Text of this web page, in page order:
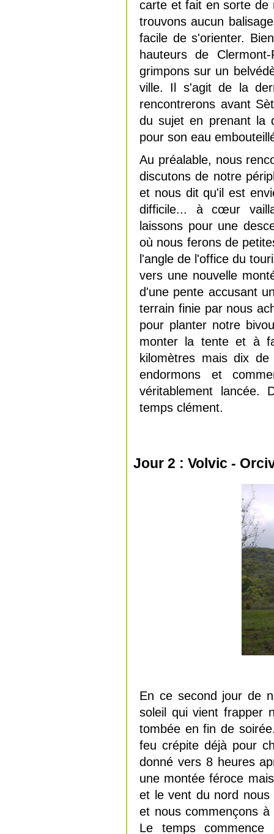
carte et fait en sorte de
trouvons aucun
facile de s'orienter.
hauteurs de
grimpons sur un
ville. Il s'agit de la
rencontrerons avant
du sujet en prenant la
pour son eau
Au préalable, nous
discutons de notre
et nous dit qu'il est
difficile... à cœur
laissons pour une
où nous ferons de
l'angle de l'office du
vers une nouvelle
d'une pente accusant
terrain finie par nous
pour planter notre
monter la tente et à
kilomètres mais dix
endormons et
véritablement lancée.
temps clément.
Jour 2 : Volvic -
En ce second jour de
soleil qui vient frapper
tombée en fin de
feu crépite déjà pour
donné vers 8 heures
une montée féroce
et le vent du nord
et nous commençons
Le temps